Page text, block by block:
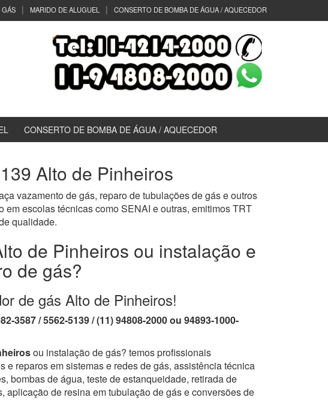
GÁS MARIDO DE ALUGUEL CONSERTO DE BOMBA DE ÁGUA / AQUECEDOR
CONSERTO DE BOMBA DE ÁGUA / AQUECEDOR
Alto de Pinheiros
vazamento de gás, reparo de tubulações de gás e outros
escolas técnicas como SENAI e outras, emitimos TRT
qualidade.
de Pinheiros ou instalação e
de gás?
de gás Alto de Pinheiros!
3587 / 5562-5139 / (11) 94808-2000 ou 94893-1000-
ou instalação de gás? temos profissionais
reparos em sistemas e redes de gás, assistência técnica
bombas de água, teste de estanqueidade, retirada de
aplicação de resina em tubulação de gás e conversões de